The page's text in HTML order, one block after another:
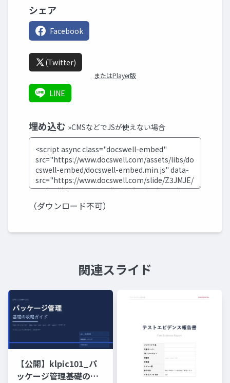
シェア
Facebook
(Twitter)
またはPlayer版
LINE
埋め込む »CMSなどでJSが使えない場合
（ダウンロード不可）
関連スライド
【公開】klpic101_パ
ッケージ管理基礎の攻